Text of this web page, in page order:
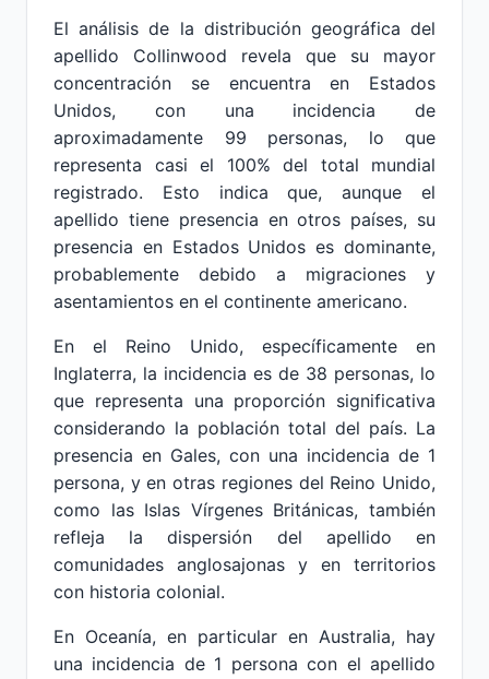
El análisis de la distribución geográfica del
apellido Collinwood revela que su mayor
concentración se encuentra en Estados
Unidos, con una incidencia de
aproximadamente 99 personas, lo que
representa casi el 100% del total mundial
registrado. Esto indica que, aunque el
apellido tiene presencia en otros países, su
presencia en Estados Unidos es dominante,
probablemente debido a migraciones y
asentamientos en el continente americano.
En el Reino Unido, específicamente en
Inglaterra, la incidencia es de 38 personas, lo
que representa una proporción significativa
considerando la población total del país. La
presencia en Gales, con una incidencia de 1
persona, y en otras regiones del Reino Unido,
como las Islas Vírgenes Británicas, también
refleja la dispersión del apellido en
comunidades anglosajonas y en territorios
con historia colonial.
En Oceanía, en particular en Australia, hay
una incidencia de 1 persona con el apellido